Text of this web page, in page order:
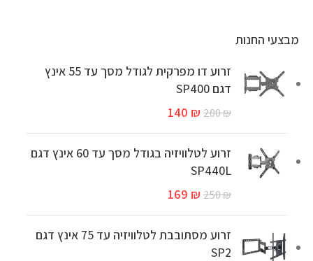
מבצעי החנות
זרוע דו מפרקית לגודל מסך עד 55 אינץ
דגם SP400
200₪
140 ₪
זרוע לטלוויזיה בגודל מסך עד 60 אינץ דגם
SP440L
250₪
169 ₪
זרוע מסתובבת לטלוויזיה עד 75 אינץ דגם
SP2